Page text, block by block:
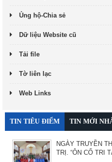
Ủng hộ-Chia sẻ
Dữ liệu Website cũ
Tải file
Tờ liên lạc
Web Links
TIN TIÊU ĐIỂM TIN MỚI
NGÀY TRUYỀN
TRỊ. “ÔN CỐ TRI